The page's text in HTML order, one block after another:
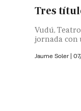
Tres
Vudú,
jornada con
Jaume Soler |